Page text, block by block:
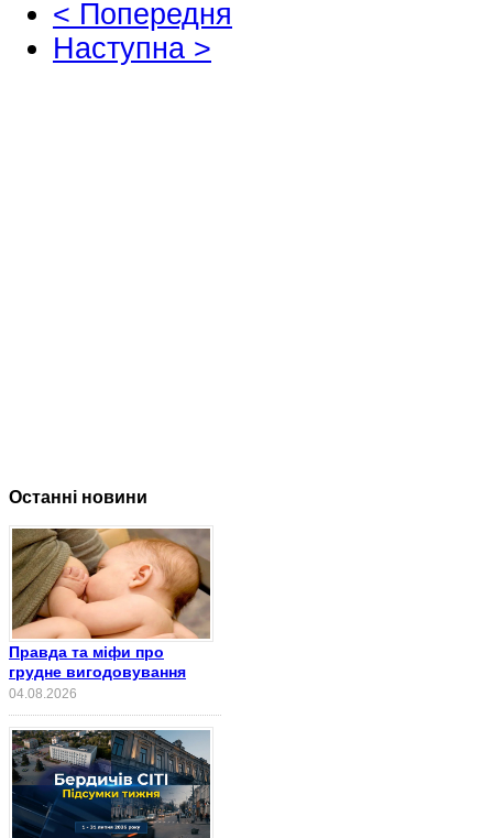
< Попередня
Наступна >
Останні новини
Правда та міфи про
грудне вигодовування
04.08.2026